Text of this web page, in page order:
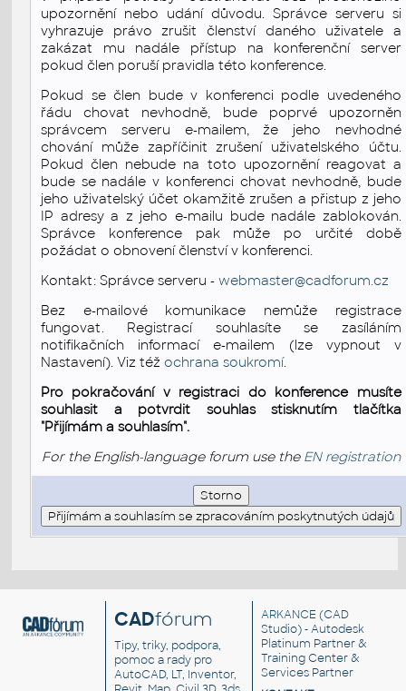
upozornění nebo udání důvodu. Správce serveru si
vyhrazuje právo zrušit členství daného uživatele a
zakázat mu nadále přístup na konferenční server
pokud člen poruší pravidla této konference.
Pokud se člen bude v konferenci podle uvedeného
řádu chovat nevhodně, bude poprvé upozorněn
správcem serveru e-mailem, že jeho nevhodné
chování může zapříčinit zrušení uživatelského účtu.
Pokud člen nebude na toto upozornění reagovat a
bude se nadále v konferenci chovat nevhodně, bude
jeho uživatelský účet okamžitě zrušen a přistup z jeho
IP adresy a z jeho e-mailu bude nadále zablokován.
Správce konference pak může po určité době
požádat o obnovení členství v konferenci.
Kontakt: Správce serveru - webmaster@cadforum.cz
Bez e-mailové komunikace nemůže registrace
fungovat. Registrací souhlasíte se zasíláním
notifikačních informací e-mailem (lze vypnout v
Nastavení). Viz též ochrana soukromí.
Pro pokračování v registraci do konference musíte
souhlasit a potvrdit souhlas stisknutím tlačítka
"Přijímám a souhlasím".
For the English-language forum use the EN registration
CADfórum
Tipy, triky, podpora,
pomoc a rady pro
AutoCAD, LT, Inventor,
ARKANCE (CAD
Studio) - Autodesk
Platinum Partner &
Training Center &
Services Partner